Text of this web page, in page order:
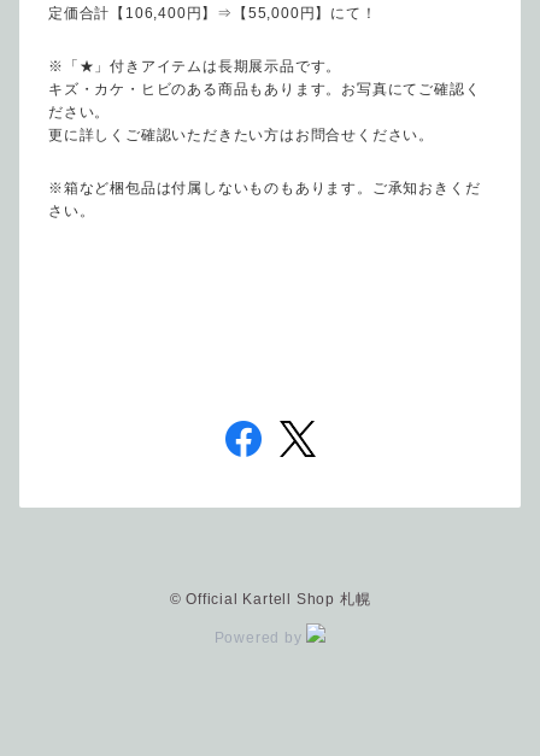
定価合計【106,400円】⇒【55,000円】にて！
※「★」付きアイテムは長期展示品です。
キズ・カケ・ヒビのある商品もあります。お写真にてご確認く
ださい。
更に詳しくご確認いただきたい方はお問合せください。
※箱など梱包品は付属しないものもあります。ご承知おきくだ
さい。
© Official Kartell Shop 札幌
Powered by